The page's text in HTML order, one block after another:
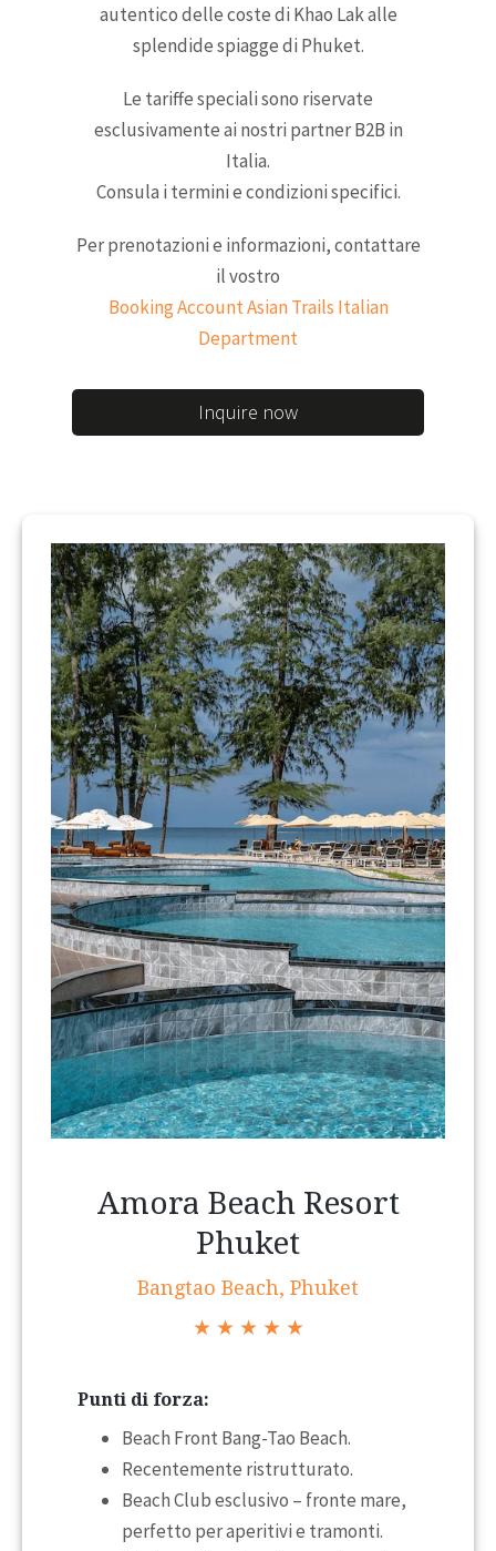
autentico delle coste di Khao Lak alle
splendide spiagge di Phuket.
Le tariffe speciali sono riservate
esclusivamente ai nostri partner B2B in
Italia.
Consula i termini e condizioni specifici.
Per prenotazioni e informazioni, contattare
il vostro
Booking Account Asian Trails Italian
Department
Inquire now
Amora Beach Resort
Phuket
Bangtao Beach, Phuket
★ ★ ★ ★ ★
Punti di forza:
Beach Front Bang-Tao Beach.
Recentemente ristrutturato.
Beach Club esclusivo – fronte mare,
perfetto per aperitivi e tramonti.